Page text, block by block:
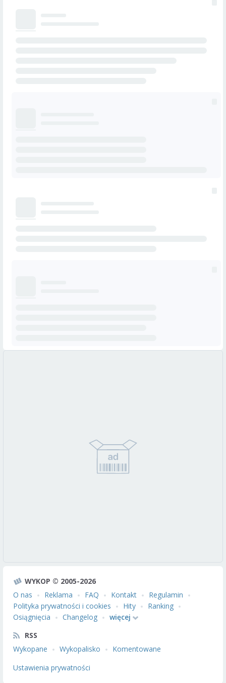
WYKOP © 2005-2026
O nas
Reklama FAQ Kontakt
Regulamin
Polityka prywatności i cookies
Hity
Ranking
Osiągnięcia
Changelog
więcej
RSS
Wykopane
Wykopalisko
Komentowane
Ustawienia prywatności